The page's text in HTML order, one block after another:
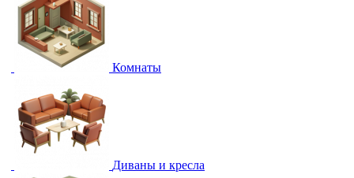
Комнаты
Диваны и кресла